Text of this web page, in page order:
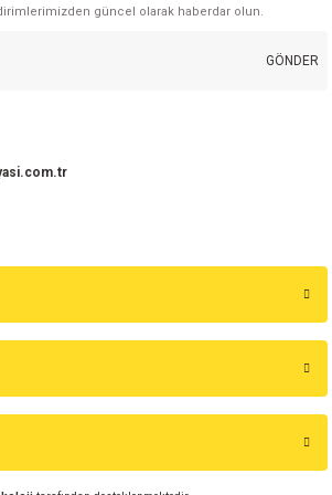
güncel olarak haberdar olun.
GÖNDER